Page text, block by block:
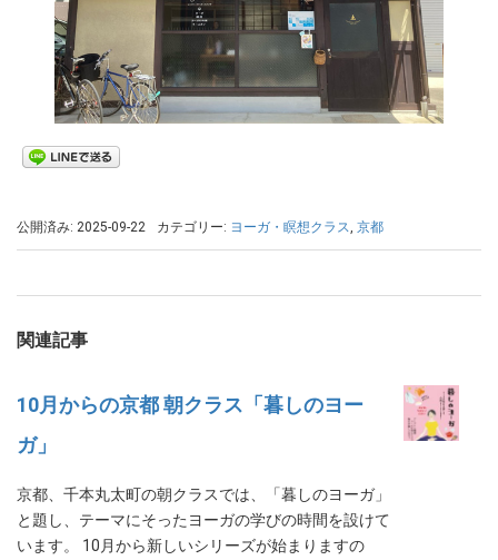
公開済み: 2025-09-22 カテゴリー: ヨーガ・瞑想クラス, 京都
関連記事
10月からの京都 朝クラス「暮しのヨー
ガ」
京都、千本丸太町の朝クラスでは、「暮しのヨーガ」
と題し、テーマにそったヨーガの学びの時間を設けて
います。 10月から新しいシリーズが始まりますの